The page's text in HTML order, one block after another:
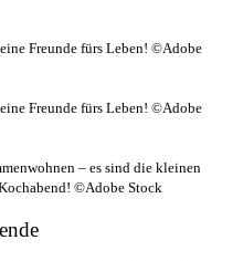
Freunde fürs Leben! ©Adobe
Freunde fürs Leben! ©Adobe
– es sind die kleinen
©Adobe Stock